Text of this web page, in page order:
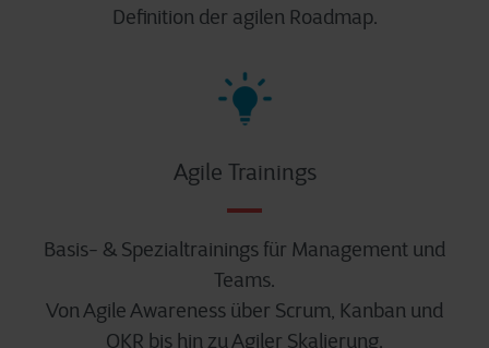
Definition der agilen Roadmap.
Agile Trainings
Basis- & Spezialtrainings für Management und
Teams.
Von Agile Awareness über Scrum, Kanban und
OKR bis hin zu Agiler Skalierung.